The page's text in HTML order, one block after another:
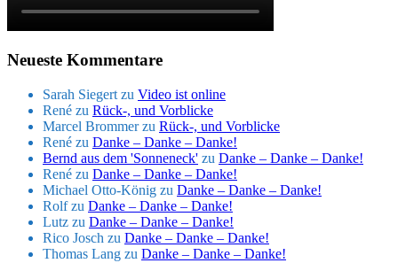
Neueste Kommentare
Sarah Siegert zu Video ist online
René zu Rück-, und Vorblicke
Marcel Brommerzu Rück-, und Vorblicke
René zu Danke – Danke – Danke!
Bernd aus dem 'Sonneneck' zu Danke – Danke – Danke!
René zu Danke – Danke – Danke!
Michael Otto-König zu Danke – Danke – Danke!
Rolfzu Danke – Danke – Danke!
Lutz zu Danke – Danke – Danke!
Rico Josch zu Danke – Danke – Danke!
Thomas Lang zu Danke – Danke – Danke!